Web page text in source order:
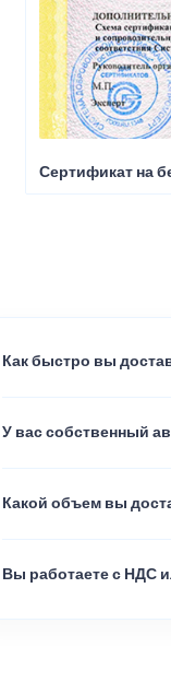
Сертификат на
Как быстро вы
У вас собственный
Какой объем вы
Вы работаете с НДС